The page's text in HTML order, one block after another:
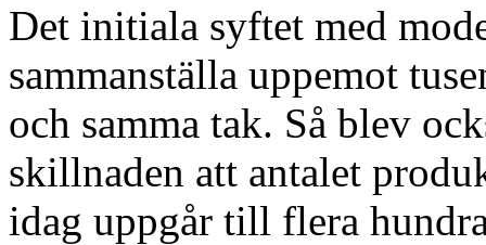
Det initiala syftet med
sammanställa uppemot
och samma tak. Så blev
skillnaden att antalet
idag uppgår till flera